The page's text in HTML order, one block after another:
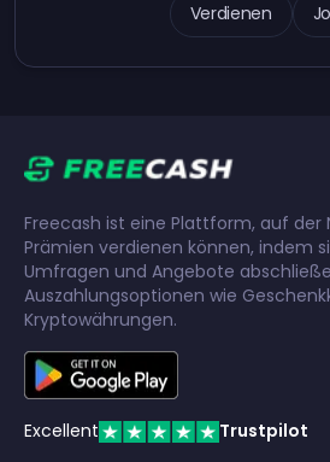
Verdienen
Freecash ist eine Plattform, auf der
Prämien verdienen können, indem
Umfragen und Angebote
Auszahlungsoptionen wie
Kryptowährungen.
Excellent Trustpilot